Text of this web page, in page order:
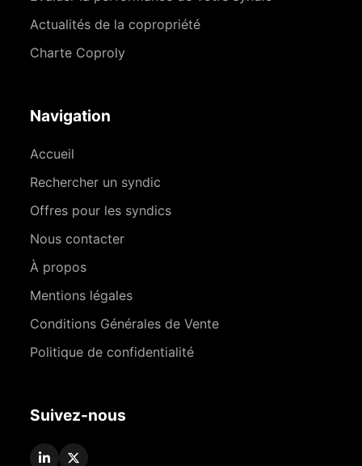
Actualités de la copropriété
Charte Coproly
Navigation
Accueil
Rechercher un syndic
Offres pour les syndics
Nous contacter
À propos
Mentions légales
Conditions Générales de Vente
Politique de confidentialité
Suivez-nous